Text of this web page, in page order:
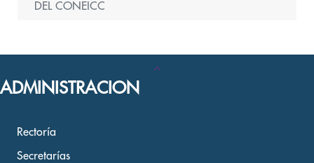
DEL CONEICC
ADMINISTRACION
Rectoría
Secretarías